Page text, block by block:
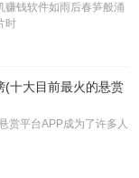
钱软件如雨后春笋般涌
时
(十大目前最火的悬赏
赏平台APP成为了许多人